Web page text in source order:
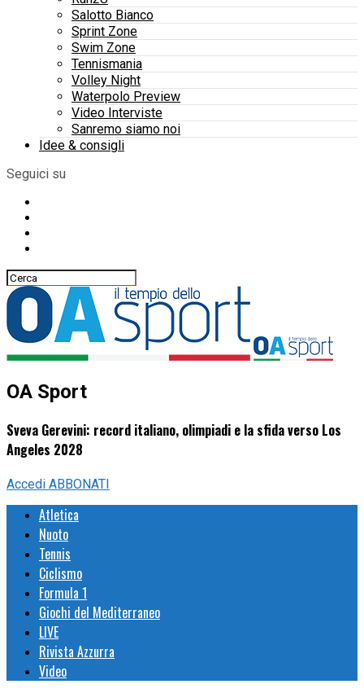
Salotto Bianco
Sprint Zone
Swim Zone
Tennismania
Volley Night
Waterpolo Preview
Video Interviste
Sanremo siamo noi
Idee & consigli
Seguici su
OA Sport
Sveva Gerevini: record italiano, olimpiadi e la sfida verso Los
Angeles 2028
Accedi ABBONATI
Atletica
Nuoto
Tennis
Ciclismo
Formula 1
Giochi del Mediterraneo
LIVE
Rivista Azzurra
Video